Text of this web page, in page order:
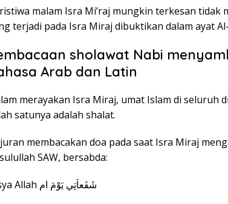
malam Isra Mi’raj mungkin terkesan tidak
terjadi pada Isra Miraj dibuktikan dalam ayat
sholawat Nabi
Arab dan Latin
merayakan Isra Miraj, umat Islam di seluruh
satunya adalah shalat.
membacakan doa pada saat Isra Miraj
SAW, bersabda:
Insya Allah شَفَعاَتِي يَوْمَ ام